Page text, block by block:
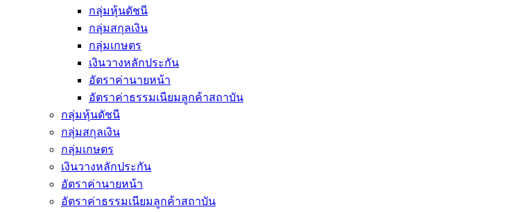
กลุ่มหุ้นดัชนี
กลุ่มสกุลเงิน
กลุ่มเกษตร
เงินวางหลักประกัน
อัตราค่านายหน้า
อัตราค่าธรรมเนียมลูกค้าสถาบัน
กลุ่มหุ้นดัชนี
กลุ่มสกุลเงิน
กลุ่มเกษตร
เงินวางหลักประกัน
อัตราค่านายหน้า
อัตราค่าธรรมเนียมลูกค้าสถาบัน